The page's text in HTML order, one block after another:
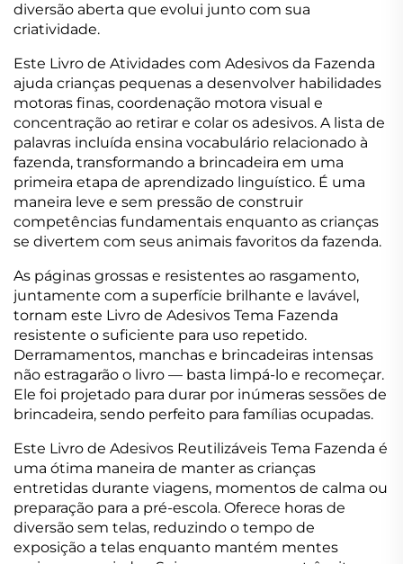
diversão aberta que evolui junto com sua
criatividade.
Este Livro de Atividades com Adesivos da Fazenda
ajuda crianças pequenas a desenvolver habilidades
motoras finas, coordenação motora visual e
concentração ao retirar e colar os adesivos. A lista de
palavras incluída ensina vocabulário relacionado à
fazenda, transformando a brincadeira em uma
primeira etapa de aprendizado linguístico. É uma
maneira leve e sem pressão de construir
competências fundamentais enquanto as crianças
se divertem com seus animais favoritos da fazenda.
As páginas grossas e resistentes ao rasgamento,
juntamente com a superfície brilhante e lavável,
tornam este Livro de Adesivos Tema Fazenda
resistente o suficiente para uso repetido.
Derramamentos, manchas e brincadeiras intensas
não estragarão o livro — basta limpá-lo e recomeçar.
Ele foi projetado para durar por inúmeras sessões de
brincadeira, sendo perfeito para famílias ocupadas.
Este Livro de Adesivos Reutilizáveis Tema Fazenda é
uma ótima maneira de manter as crianças
entretidas durante viagens, momentos de calma ou
preparação para a pré-escola. Oferece horas de
diversão sem telas, reduzindo o tempo de
exposição a telas enquanto mantém mentes